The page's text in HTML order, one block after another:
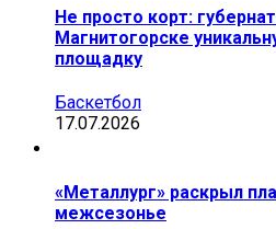
Не просто корт:
Магнитогорске
площадку
Баскетбол
17.07.2026
«Металлург» раскрыл
межсезонье